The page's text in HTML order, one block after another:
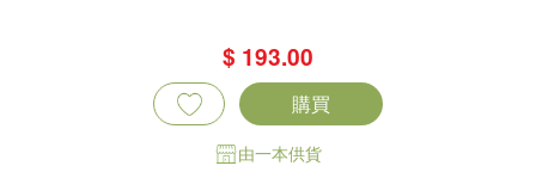
$ 193.00
購買
由一本供貨